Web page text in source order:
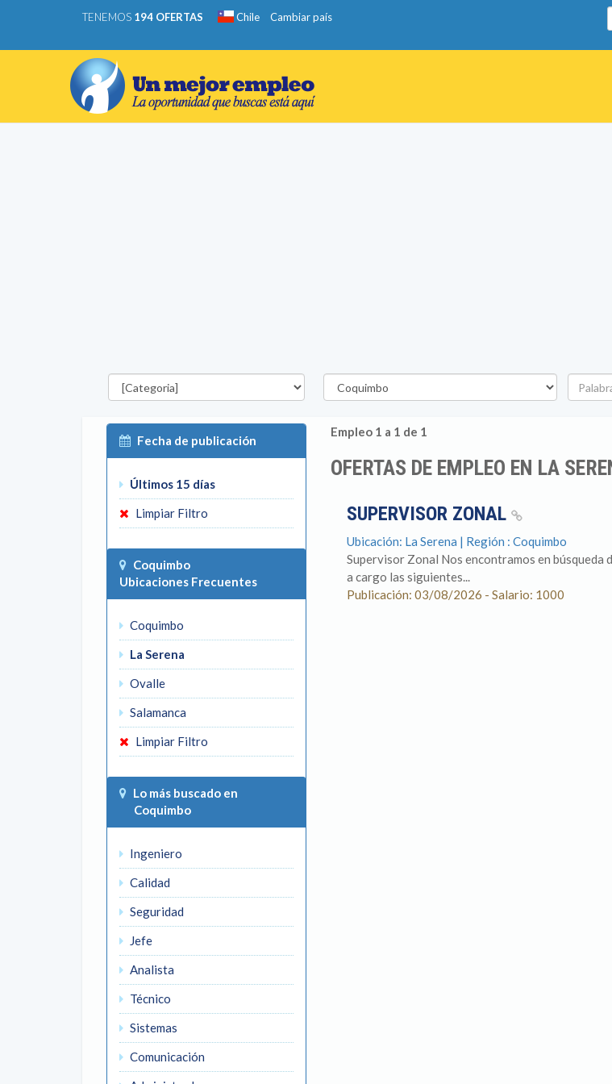
TENEMOS 194 OFERTAS Chile Cambiar país
Categorías Región
Palabra
clave
Fecha de publicación
Últimos 15 días
Limpiar Filtro
Coquimbo
Ubicaciones Frecuentes
Coquimbo
La Serena
Ovalle
Salamanca
Limpiar Filtro
Lo más buscado en
Coquimbo
Ingeniero
Calidad
Seguridad
Jefe
Analista
Técnico
Sistemas
Comunicación
Empleo 1 a 1 de 1
OFERTAS DE EMPLEO EN LA
SUPERVISOR ZONAL
Ubicación: La Serena | Región : Coquimbo
Supervisor Zonal Nos encontramos en búsqueda
a cargo las siguientes...
Publicación: 03/08/2026 - Salario: 1000